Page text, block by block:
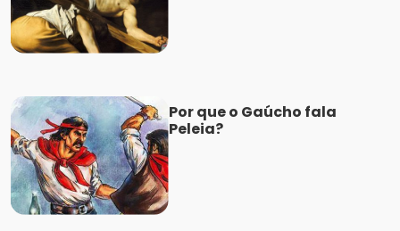
Por que o Gaúcho fala
Peleia?